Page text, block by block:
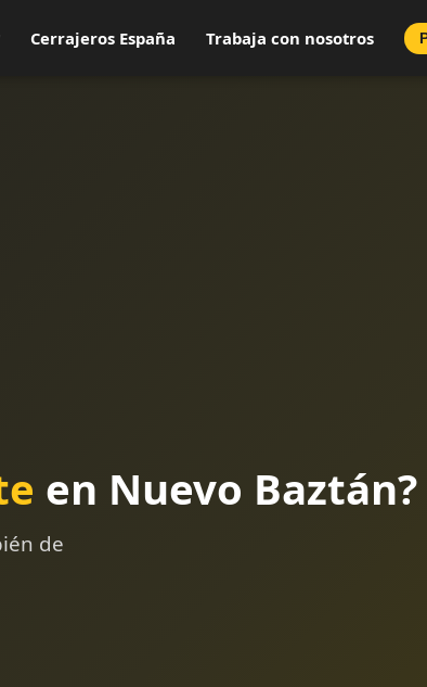
Cerrajeros España Trabaja con nosotros
en Nuevo Baztán?
de